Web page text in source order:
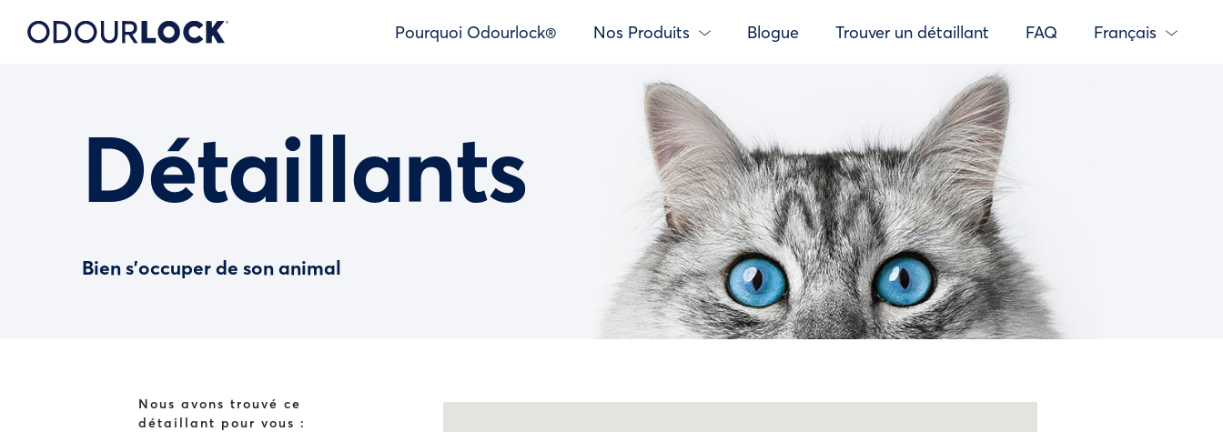
Pourquoi Odourlock® Nos Produits Blogue Trouver un détaillant FAQ Français
Détaillants
Bien s’occuper de son animal
Nous avons trouvé ce
détaillant pour vous :